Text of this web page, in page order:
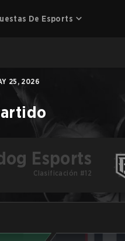
De Esports
25, 2026
Esports
Clasificación #12